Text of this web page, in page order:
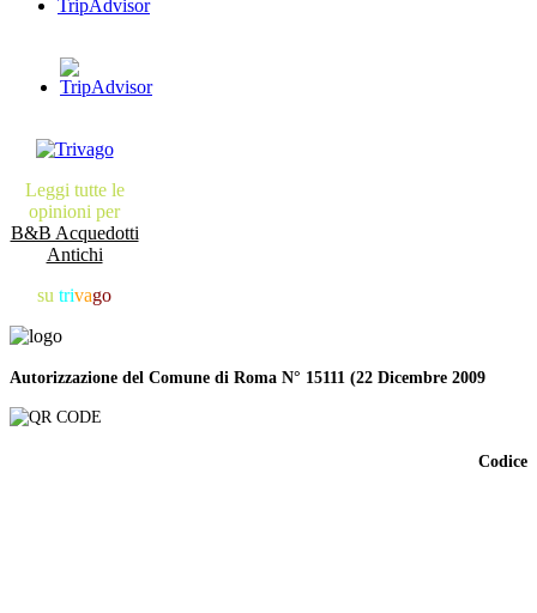
Leggi tutte le
opinioni per
B&B Acquedotti
Antichi
su trivago
Autorizzazione del Comune di Roma N° 15111 (22 Dicembre 2009
Codice